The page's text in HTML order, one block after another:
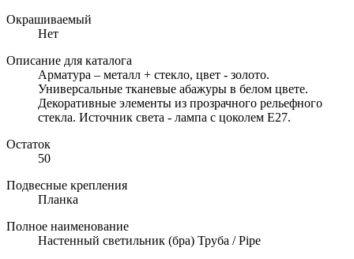
Окрашиваемый
Нет
Описание для каталога
Арматура – металл + стекло, цвет - золото.
Универсальные тканевые абажуры в белом цвете.
Декоративные элементы из прозрачного рельефного
стекла. Источник света - лампа с цоколем Е27.
Остаток
50
Подвесные крепления
Планка
Полное наименование
Настенный светильник (бра) Труба / Pipe